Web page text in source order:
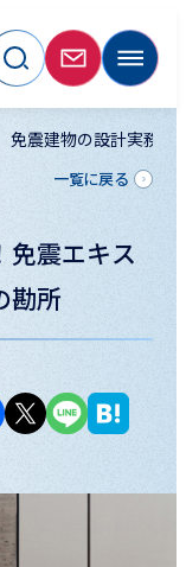
免震建物の設計実務に
一覧に戻る
免震エキス
勘所